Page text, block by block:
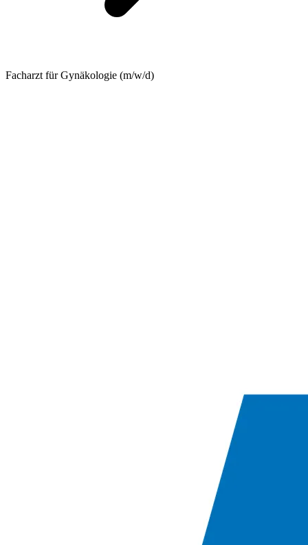
Facharzt für Gynäkologie (m/w/d)